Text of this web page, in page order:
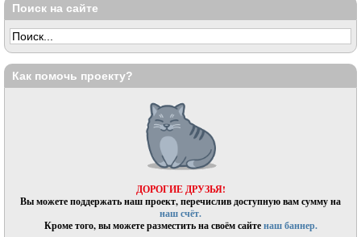
Поиск на сайте
Как помочь проекту?
ДОРОГИЕ ДРУЗЬЯ!
Вы можете поддержать наш проект, перечислив доступную вам сумму на
наш счёт.
Кроме того, вы можете разместить на своём сайтенаш баннер.